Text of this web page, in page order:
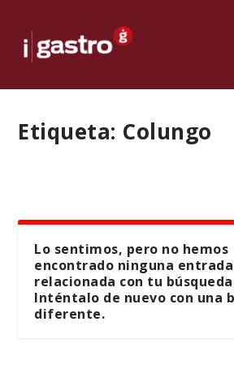
Etiqueta: Colungo
Lo sentimos, pero no hemos
encontrado ninguna entrada
relacionada con tu
Inténtalo de nuevo con una
diferente.